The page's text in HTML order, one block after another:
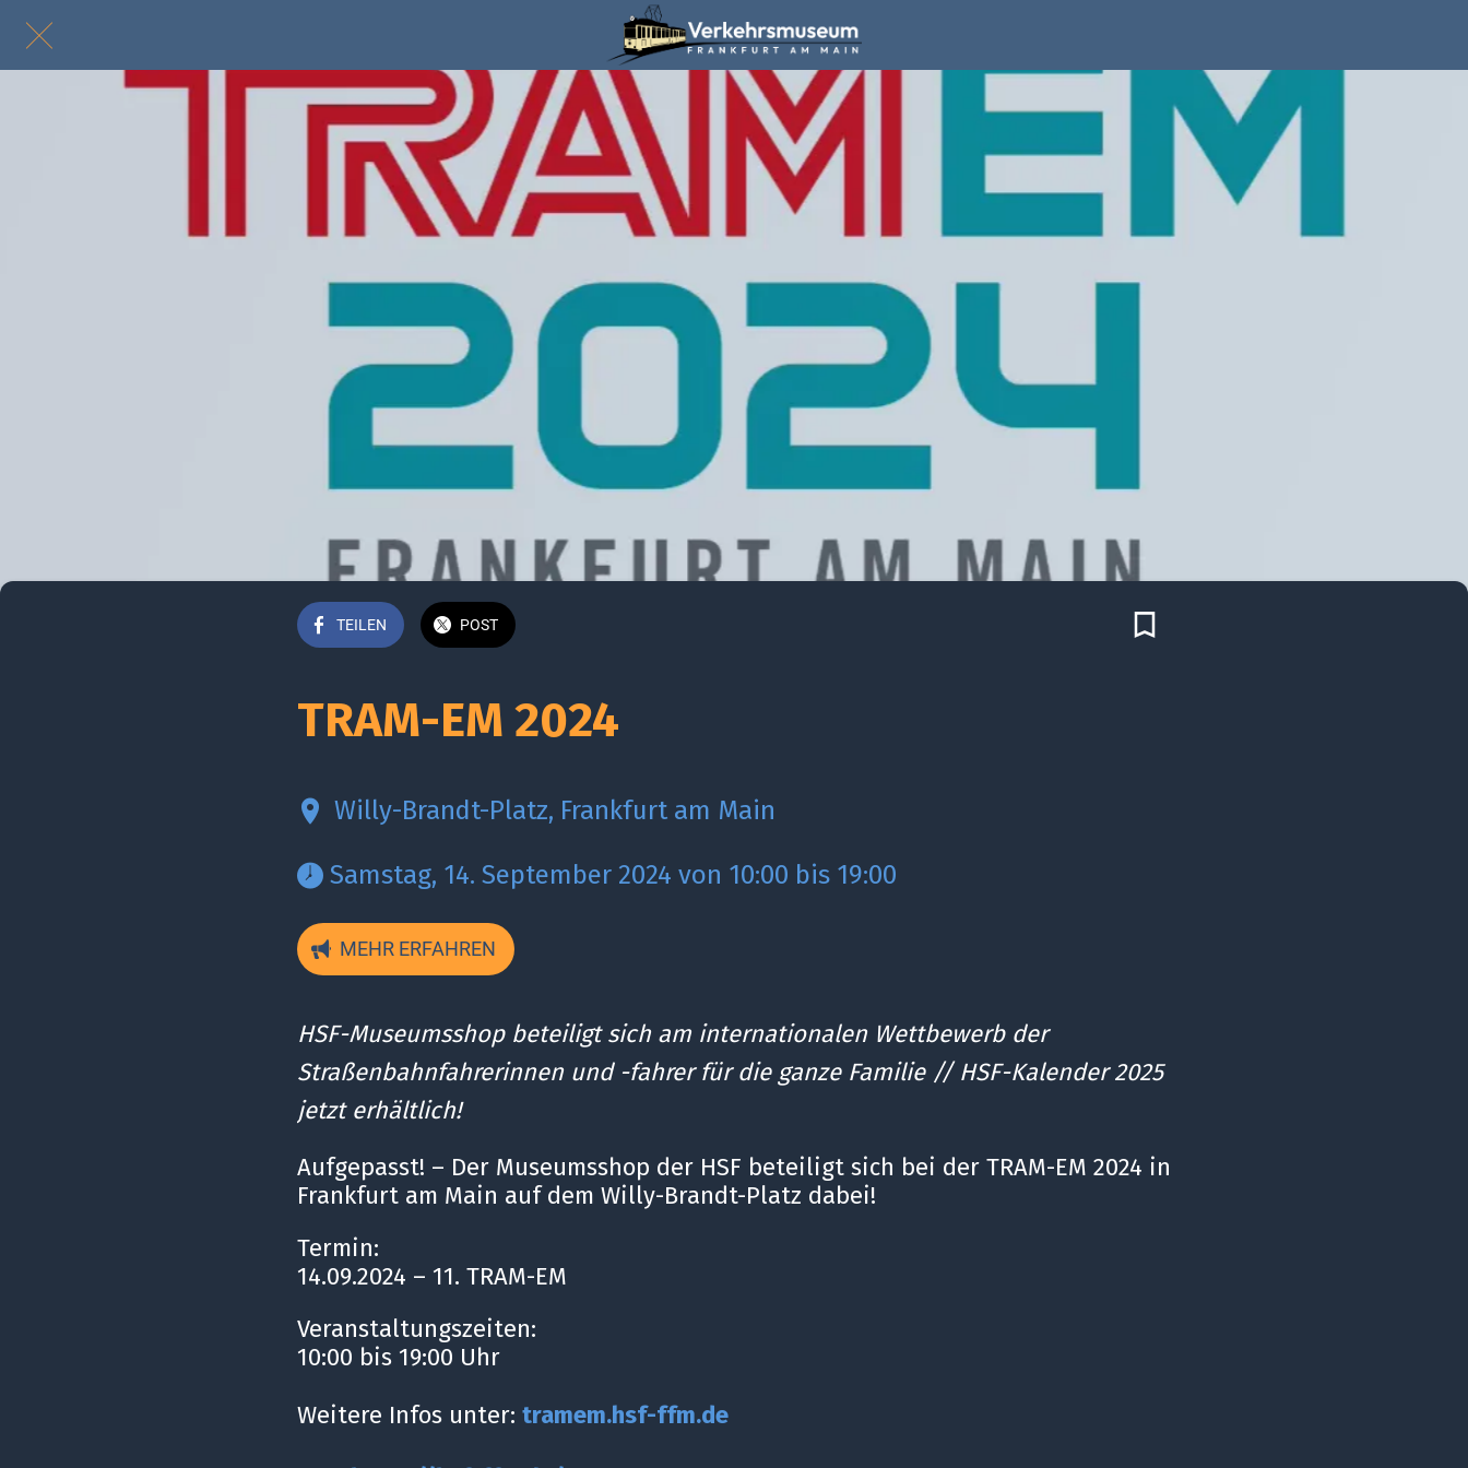
TEILEN POST
TRAM-EM 2024
Willy-Brandt-Platz, Frankfurt am Main
Samstag, 14. September 2024 von 10:00 bis 19:00
MEHR ERFAHREN
HSF-Museumsshop beteiligt sich am internationalen Wettbewerb der
Straßenbahnfahrerinnen und -fahrer für die ganze Familie // HSF-Kalender 2025
jetzt erhältlich!
Aufgepasst! – Der Museumsshop der HSF beteiligt sich bei der TRAM-EM 2024 in
Frankfurt am Main auf dem Willy-Brandt-Platz dabei!
Termin:
14.09.2024 – 11. TRAM-EM
Veranstaltungszeiten:
10:00 bis 19:00 Uhr
Weitere Infos unter: tramem.hsf-ffm.de